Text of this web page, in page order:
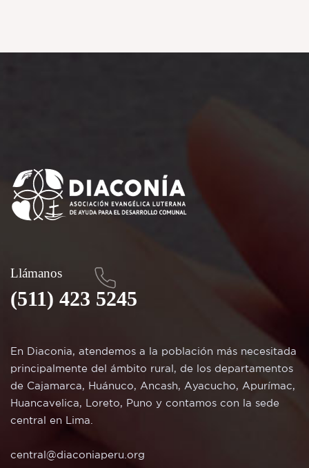
Llámanos
(511) 423 5245
En Diaconia, atendemos a la población más necesitada
principalmente del ámbito rural, de los departamentos
de Cajamarca, Huánuco, Ancash, Ayacucho, Apurímac,
Huancavelica, Loreto, Puno y contamos con la sede
central en Lima.
central@diaconiaperu.org